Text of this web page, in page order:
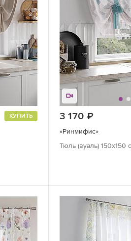
КУПИТЬ 3 170
«Ринмифис»
Тюль (вуаль) 150х150